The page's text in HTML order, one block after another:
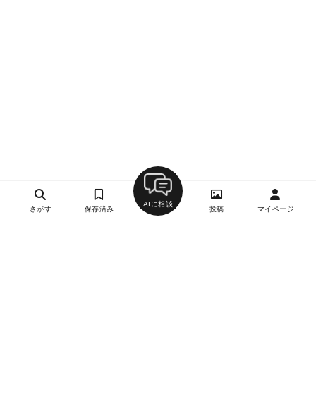
さがす 保存済み
AIに相談
投稿 マイページ